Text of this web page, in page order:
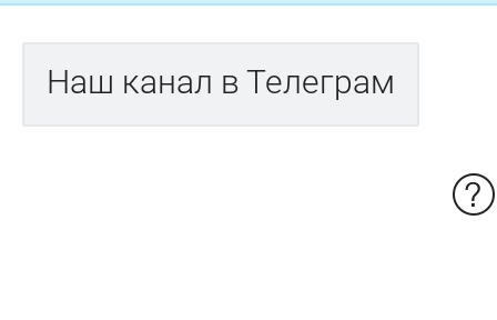
Наш канал в Телеграм